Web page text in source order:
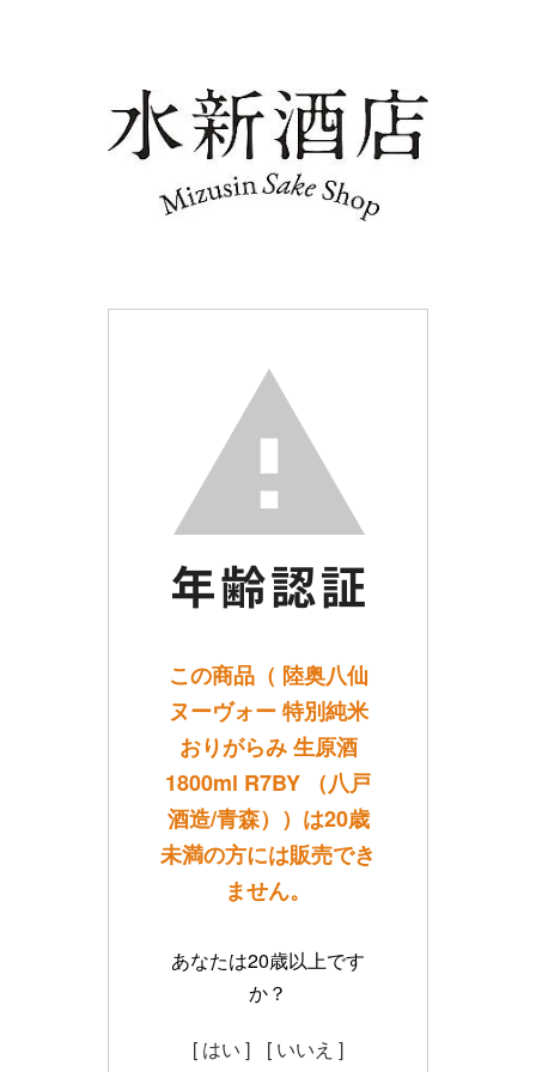
この商品（ 陸奥八仙
ヌーヴォー 特別純米
おりがらみ 生原酒
1800ml R7BY （八戸
酒造/青森））は20歳
未満の方には販売でき
ません。
あなたは20歳以上です
か？
[ はい ] [ いいえ ]